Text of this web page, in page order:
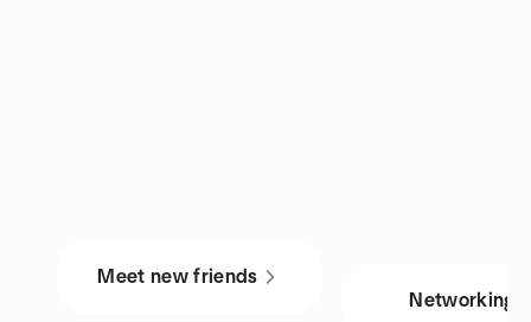
Meet new friends
Networking